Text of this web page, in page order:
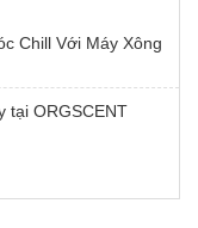
Chill Với Máy Xông
tại ORGSCENT